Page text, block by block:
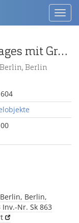
Mittelstück eines Sarkophages mit Grabespforte im Relief
Berlin
Berlin,
Nr. Sk 863